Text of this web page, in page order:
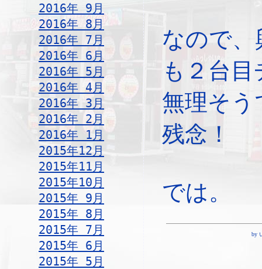
2016年 9月
2016年 8月
2016年 7月
2016年 6月
2016年 5月
2016年 4月
2016年 3月
2016年 2月
2016年 1月
2015年12月
2015年11月
2015年10月
2015年 9月
2015年 8月
2015年 7月
2015年 6月
2015年 5月
なので
も２台
無理そう
残念！
では。
by